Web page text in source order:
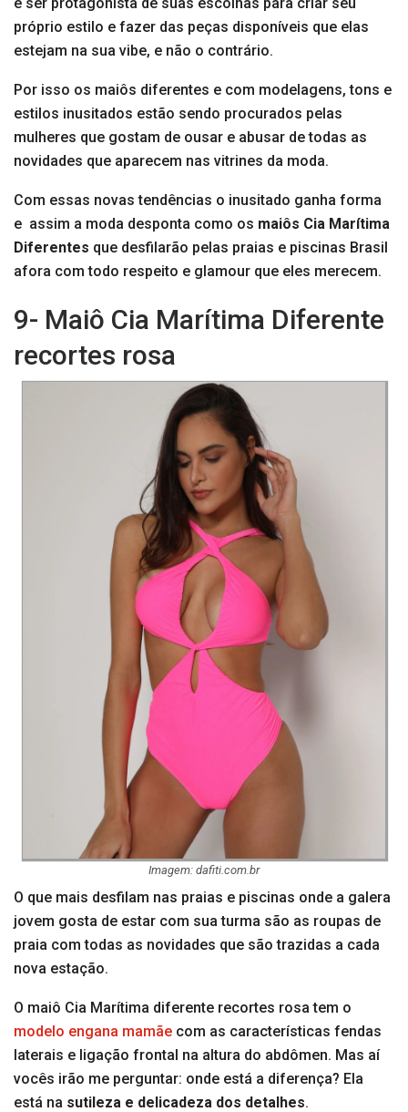
próprio estilo e fazer das peças disponíveis que elas
estejam na sua vibe, e não o contrário.
Por isso os maiôs diferentes e com modelagens, tons e
estilos inusitados estão sendo procurados pelas
mulheres que gostam de ousar e abusar de todas as
novidades que aparecem nas vitrines da moda.
Com essas novas tendências o inusitado ganha forma
e assim a moda desponta como os maiôs Cia Marítima
Diferentes que desfilarão pelas praias e piscinas Brasil
afora com todo respeito e glamour que eles merecem.
9- Maiô Cia Marítima Diferente
recortes rosa
Imagem: dafiti.com.br
O que mais desfilam nas praias e piscinas onde a galera
jovem gosta de estar com sua turma são as roupas de
praia com todas as novidades que são trazidas a cada
nova estação.
O maiô Cia Marítima diferente recortes rosa tem o
modelo engana mamãe com as características fendas
laterais e ligação frontal na altura do abdômen. Mas aí
vocês irão me perguntar: onde está a diferença? Ela
está na sutileza e delicadeza dos detalhes.